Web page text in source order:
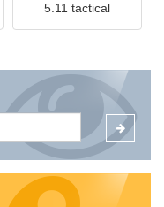
5.11 tactical